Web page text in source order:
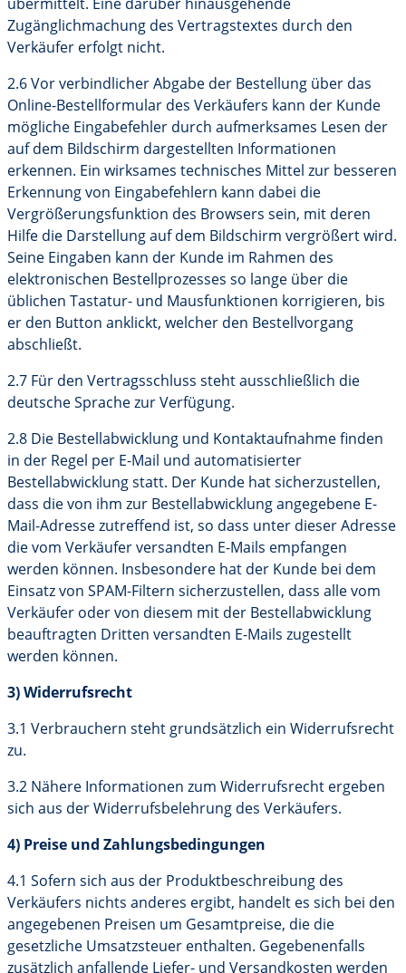
Zugänglichmachung des Vertragstextes durch den
Verkäufer erfolgt nicht.
2.6 Vor verbindlicher Abgabe der Bestellung über das
Online-Bestellformular des Verkäufers kann der Kunde
mögliche Eingabefehler durch aufmerksames Lesen der
auf dem Bildschirm dargestellten Informationen
erkennen. Ein wirksames technisches Mittel zur besseren
Erkennung von Eingabefehlern kann dabei die
Vergrößerungsfunktion des Browsers sein, mit deren
Hilfe die Darstellung auf dem Bildschirm vergrößert wird.
Seine Eingaben kann der Kunde im Rahmen des
elektronischen Bestellprozesses so lange über die
üblichen Tastatur- und Mausfunktionen korrigieren, bis
er den Button anklickt, welcher den Bestellvorgang
abschließt.
2.7 Für den Vertragsschluss steht ausschließlich die
deutsche Sprache zur Verfügung.
2.8 Die Bestellabwicklung und Kontaktaufnahme finden
in der Regel per E-Mail und automatisierter
Bestellabwicklung statt. Der Kunde hat sicherzustellen,
dass die von ihm zur Bestellabwicklung angegebene E-
Mail-Adresse zutreffend ist, so dass unter dieser Adresse
die vom Verkäufer versandten E-Mails empfangen
werden können. Insbesondere hat der Kunde bei dem
Einsatz von SPAM-Filtern sicherzustellen, dass alle vom
Verkäufer oder von diesem mit der Bestellabwicklung
beauftragten Dritten versandten E-Mails zugestellt
werden können.
3) Widerrufsrecht
3.1 Verbrauchern steht grundsätzlich ein Widerrufsrecht
zu.
3.2 Nähere Informationen zum Widerrufsrecht ergeben
sich aus der Widerrufsbelehrung des Verkäufers.
4) Preise und Zahlungsbedingungen
4.1 Sofern sich aus der Produktbeschreibung des
Verkäufers nichts anderes ergibt, handelt es sich bei den
angegebenen Preisen um Gesamtpreise, die die
gesetzliche Umsatzsteuer enthalten. Gegebenenfalls
zusätzlich anfallende Liefer- und Versandkosten werden